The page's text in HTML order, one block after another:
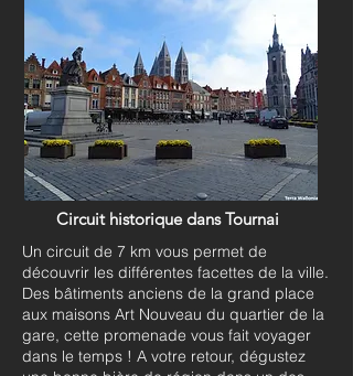
Circuit historique dans Tournai
Un circuit de 7 km vous permet de
découvrir les différentes facettes de la ville.
Des bâtiments anciens de la grand place
aux maisons Art Nouveau du quartier de la
gare, cette promenade vous fait voyager
dans le temps ! A votre retour, dégustez